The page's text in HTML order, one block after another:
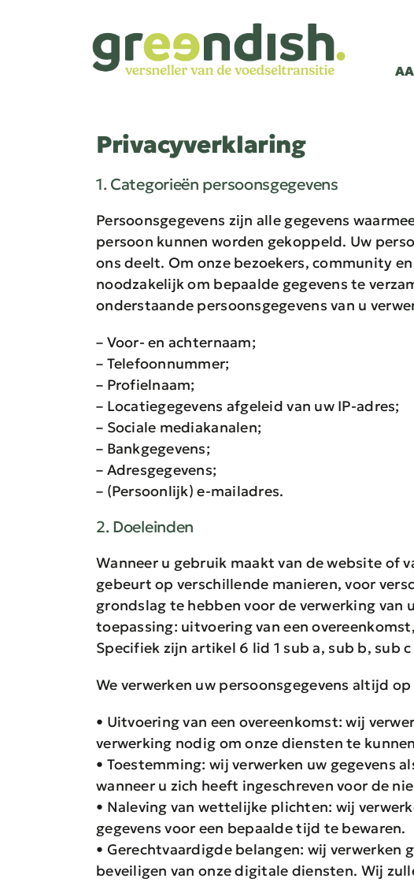
Privacyverklaring
1. Categorieën persoonsgegevens
Persoonsgegevens zijn alle gegevens
persoon kunnen worden gekoppeld. Uw
ons deelt. Om onze bezoekers, community
noodzakelijk om bepaalde gegevens te
onderstaande persoonsgegevens van u
– Voor- en achternaam;
– Telefoonnummer;
– Profielnaam;
– Locatiegegevens afgeleid van uw IP-adres;
– Sociale mediakanalen;
– Bankgegevens;
– Adresgegevens;
– (Persoonlijk) e-mailadres.
2. Doeleinden
Wanneer u gebruik maakt van de website of
gebeurt op verschillende manieren, voor
grondslag te hebben voor de verwerking van
toepassing: uitvoering van een
Specifiek zijn artikel 6 lid 1 sub a, sub b, sub
We verwerken uw persoonsgegevens altijd
• Uitvoering van een overeenkomst: wij
verwerking nodig om onze diensten te
• Toestemming: wij verwerken uw gegevens
wanneer u zich heeft ingeschreven voor de
• Naleving van wettelijke plichten: wij
gegevens voor een bepaalde tijd te bewaren.
• Gerechtvaardigde belangen: wij verwerken
beveiligen van onze digitale diensten. Wij